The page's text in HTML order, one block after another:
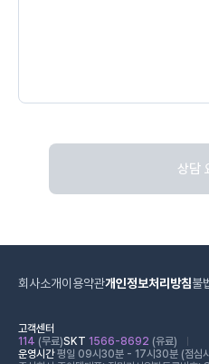
상담
회사소개이용약관개인정보처리방침불
고객센터
114 (무료)SKT 1566-8692 (유료)
운영시간평일 09시30분 - 17시30분 (점심